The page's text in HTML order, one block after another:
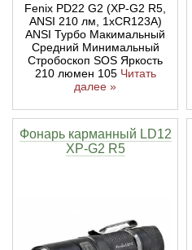
Fenix PD22 G2 (XP-G2 R5,
ANSI 210 лм, 1xCR123A)
ANSI Турбо Макимальный
Средний Минимальный
Стробоскоп SOS Яркость
210 люмен 105 Читать
далее »
Фонарь карманный LD12
XP-G2 R5